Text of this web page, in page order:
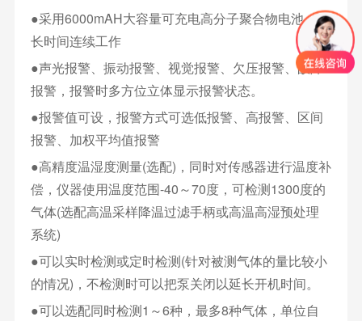
●采用6000mAH大容量可充电高分子聚合物电池，可
长时间连续工作
●声光报警、振动报警、视觉报警、欠压报警、故障
报警，报警时多方位立体显示报警状态。
●报警值可设，报警方式可选低报警、高报警、区间
报警、加权平均值报警
●高精度温湿度测量(选配)，同时对传感器进行温度补
偿，仪器使用温度范围-40～70度，可检测1300度的
气体(选配高温采样降温过滤手柄或高温高湿预处理
系统)
●可以实时检测或定时检测(针对被测气体的量比较小
的情况)，不检测时可以把泵关闭以延长开机时间。
●可以选配同时检测1～6种，最多8种气体，单位自